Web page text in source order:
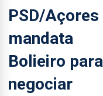
PSD/Açores
mandata
Bolieiro para
negociar